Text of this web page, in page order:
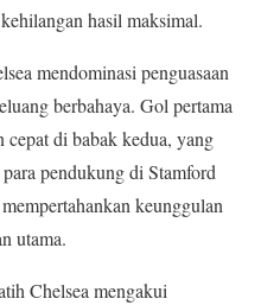
hasil maksimal.
mendominasi penguasaan
berbahaya. Gol pertama
cepat di babak kedua, yang
pendukung di Stamford
keunggulan
utama.
Chelsea mengakui